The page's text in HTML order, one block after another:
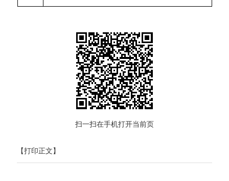
扫一扫在手机打开当前页
【打印正文】